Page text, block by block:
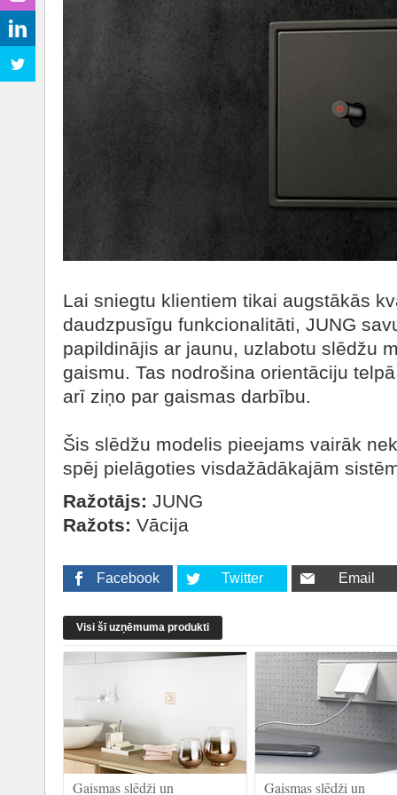
Lai sniegtu klientiem tikai augstākās
daudzpusīgu funkcionalitāti, JUNG
papildinājis ar jaunu, uzlabotu slēdžu
gaismu. Tas nodrošina orientāciju
arī ziņo par gaismas darbību.
Šis slēdžu modelis pieejams vairāk
spēj pielāgoties visdažādākajām
Ražotājs: JUNG
Ražots: Vācija
Facebook Twitter Email
Visi šī uzņēmuma produkti
Gaismas slēdži un Gaismas slēdži un